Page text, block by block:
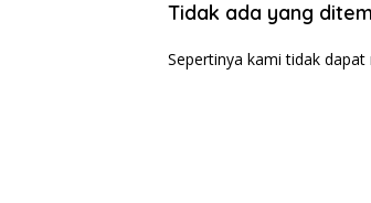
Tidak ada yang
Sepertinya kami tidak